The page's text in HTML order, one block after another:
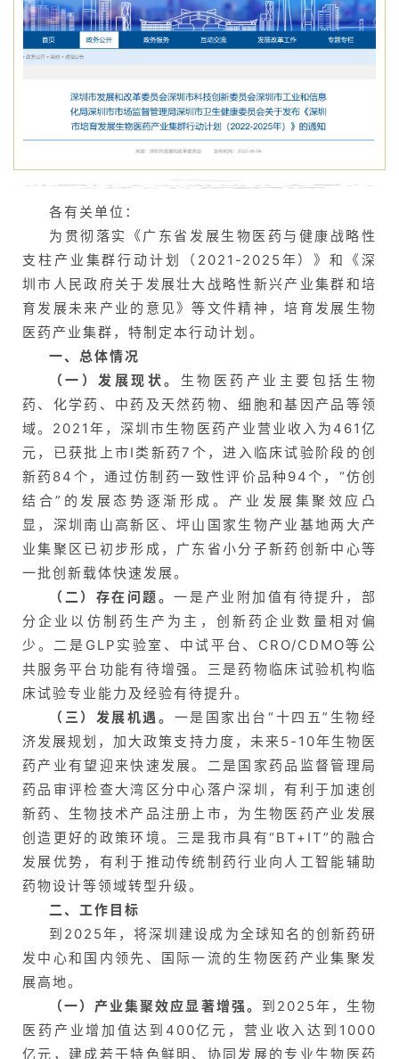
各有关单位：
为贯彻落实《广东省发展生物医药与健康战略性
支柱产业集群行动计划（2021-2025年）》和《深
圳市人民政府关于发展壮大战略性新兴产业集群和培
育发展未来产业的意见》等文件精神，培育发展生物
医药产业集群，特制定本行动计划。
一、总体情况
（一）发展现状。 生物医药产业主要包括生物
药、化学药、中药及天然药物、细胞和基因产品等领
域。2021年，深圳市生物医药产业营业收入为461亿
元，已获批上市I类新药7个，进入临床试验阶段的创
新药84个，通过仿制药一致性评价品种94个，“仿创
结合”的发展态势逐渐形成。产业发展集聚效应凸
显，深圳南山高新区、坪山国家生物产业基地两大产
业集聚区已初步形成，广东省小分子新药创新中心等
一批创新载体快速发展。
（二）存在问题。一是产业附加值有待提升，部
分企业以仿制药生产为主，创新药企业数量相对偏
少。二是GLP实验室、中试平台、CRO/CDMO等公
共服务平台功能有待增强。三是药物临床试验机构临
床试验专业能力及经验有待提升。
（三）发展机遇。 一是国家出台“十四五”生物经
济发展规划，加大政策支持力度，未来5-10年生物医
药产业有望迎来快速发展。二是国家药品监督管理局
药品审评检查大湾区分中心落户深圳，有利于加速创
新药、生物技术产品注册上市，为生物医药产业发展
创造更好的政策环境。三是我市具有“BT+IT”的融合
发展优势，有利于推动传统制药行业向人工智能辅助
药物设计等领域转型升级。
二、工作目标
到2025年，将深圳建设成为全球知名的创新药研
发中心和国内领先、国际一流的生物医药产业集聚发
展高地。
（一）产业集聚效应显著增强。 到2025年，生物
医药产业增加值达到400亿元，营业收入达到1000
亿元，建成若干特色鲜明、协同发展的专业生物医药